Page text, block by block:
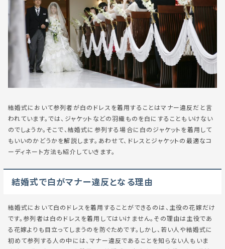
結婚式において参列者が白のドレスを着用することはマナー違反だと言
われています。では、ジャケットなどの羽織ものを白にすることもいけない
のでしょうか。そこで、結婚式に参列する場合に白のジャケットを着用して
もいいのかどうかを解説します。あわせて、ドレスとジャケットの最適なコ
ーディネート方法も紹介していきます。
結婚式で白がマナー違反となる理由
結婚式において白のドレスを着用することができるのは、主役の花嫁だけ
です。参列者は白のドレスを着用してはいけません。その理由は主役であ
る花嫁よりも目立ってしまうのを防ぐためです。しかし、若い人や結婚式に
初めて参列する人の中には、マナー違反であることを知らない人もいま